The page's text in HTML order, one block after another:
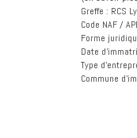
Greffe : RCS
Code NAF /
Forme
Date
Type
Commune